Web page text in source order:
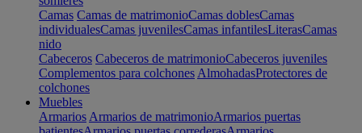
Camas Camas de matrimonioCamas doblesCamas
individualesCamas juvenilesCamas infantilesLiterasCamas
nido
Cabeceros Cabeceros de matrimonioCabeceros juveniles
Complementos para colchones AlmohadasProtectores de
colchones
Muebles
Armarios Armarios de matrimonioArmarios puertas